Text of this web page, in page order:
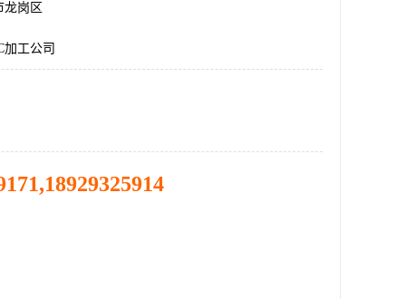
龙岗区
加工公司